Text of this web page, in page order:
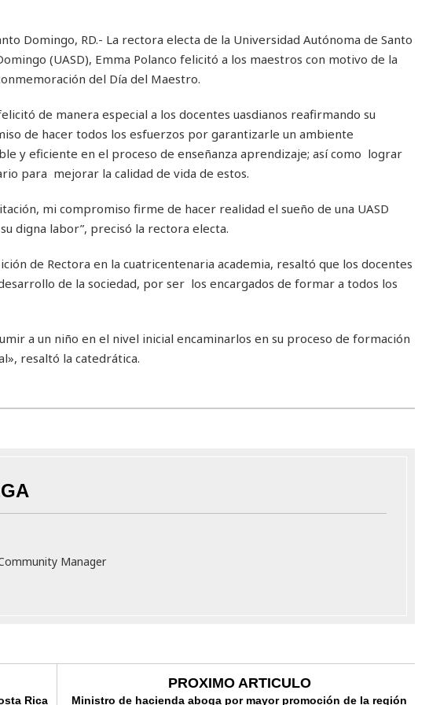
Domingo, RD.- La rectora electa de la Universidad Autónoma de Santo
(UASD), Emma Polanco felicitó a los maestros con motivo de la
del Día del Maestro.
de manera especial a los docentes uasdianos reafirmando su
de hacer todos los esfuerzos por garantizarle un ambiente
y eficiente en el proceso de enseñanza aprendizaje; así como lograr
para mejorar la calidad de vida de estos.
mi compromiso firme de hacer realidad el sueño de una UASD
digna labor”, precisó la rectora electa.
de Rectora en la cuatricentenaria academia, resaltó que los docentes
de la sociedad, por ser los encargados de formar a todos los
a un niño en el nivel inicial encaminarlos en su proceso de formación
resaltó la catedrática.
Manager
Rica
PROXIMO ARTICULO
Ministro de hacienda aboga por mayor promoción de la región